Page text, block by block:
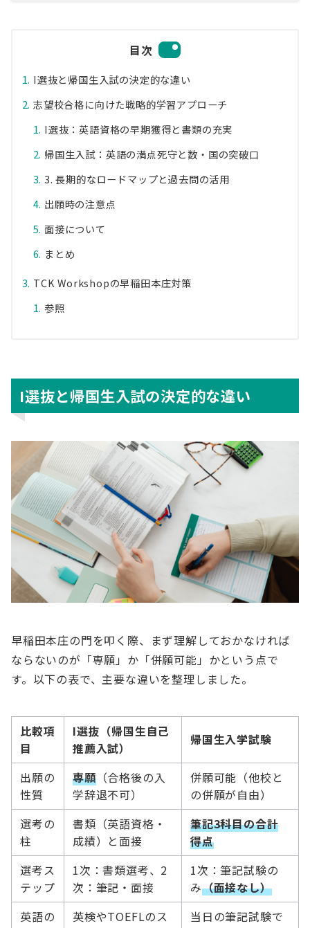
目次
I選抜と帰国生入試の決定的な違い
志望校合格に向けた戦略的学習アプローチ
I選抜：英語資格の早期獲得と書類の充実
帰国生入試：英語の満点死守と数・国の突破口
3. 長期的なロードマップと過去問の活用
出願時の注意点
面接について
まとめ
TCK Workshopの早稲田本庄対策
参照
I選抜と帰国生入試の決定的な違い
早稲田本庄の門を叩く際、まず理解しておかなければ
ならないのが「専願」か「併願可能」かという点で
す。以下の表で、主要な違いを整理しました。
比較項
目
I選抜（帰国生自己
推薦入試）
帰国生入学試験
出願の
性質
専願（合格後の入
学辞退不可）
併願可能（他校と
の併願が自由）
選考の
柱
書類（英語資格・
成績）と面接
筆記3科目の合計
得点
選考ス
テップ
1次：書類選考、2
次：筆記・面接
1次：筆記試験の
み（面接なし）
英語の
英検やTOEFLのス
当日の筆記試験で